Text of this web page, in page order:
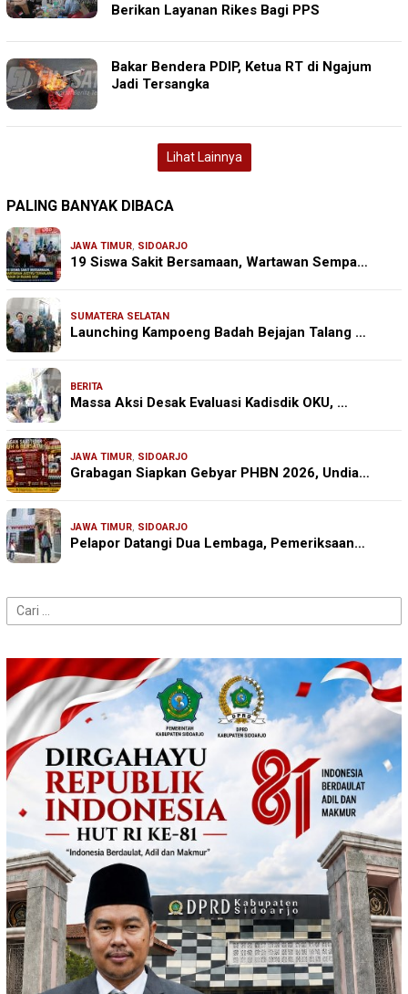
Berikan Layanan Rikes Bagi PPS
Bakar Bendera PDIP, Ketua RT di Ngajum
Jadi Tersangka
Lihat Lainnya
PALING BANYAK DIBACA
JAWA TIMUR, SIDOARJO
19 Siswa Sakit Bersamaan, Wartawan Sempa…
SUMATERA SELATAN
Launching Kampoeng Badah Bejajan Talang …
BERITA
Massa Aksi Desak Evaluasi Kadisdik OKU, …
JAWA TIMUR, SIDOARJO
Grabagan Siapkan Gebyar PHBN 2026, Undia…
JAWA TIMUR, SIDOARJO
Pelapor Datangi Dua Lembaga, Pemeriksaan…
Cari
untuk: